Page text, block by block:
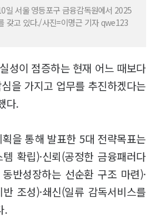
일 서울 영등포구 금융감독원에서 2025
갖고 있다./사진=이명근 기자 qwe123
성이 점증하는 현재 어느 때보다
을 가지고 업무를 추진하겠다는
다.
을 통해 발표한 5대 전략목표는
확립)·신뢰(공정한 금융패러다
반성장하는 선순환 구조 마련)·
조성)·쇄신(일류 감독서비스를
.